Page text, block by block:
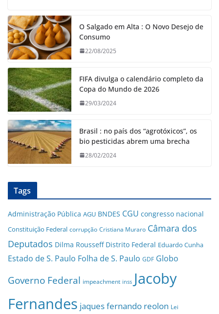
O Salgado em Alta : O Novo Desejo de
Consumo
22/08/2025
FIFA divulga o calendário completo da
Copa do Mundo de 2026
29/03/2024
Brasil : no país dos “agrotóxicos”, os
bio pesticidas abrem uma brecha
28/02/2024
Tags
Administração Pública AGU BNDES CGU congresso nacional
Constituição Federal corrupção Cristiana Muraro Câmara dos
Deputados Dilma Rousseff Distrito Federal Eduardo Cunha
Estado de S. Paulo Folha de S. Paulo GDF Globo
Governo Federal impeachment inss Jacoby
Fernandes jaques fernando reolon Lei